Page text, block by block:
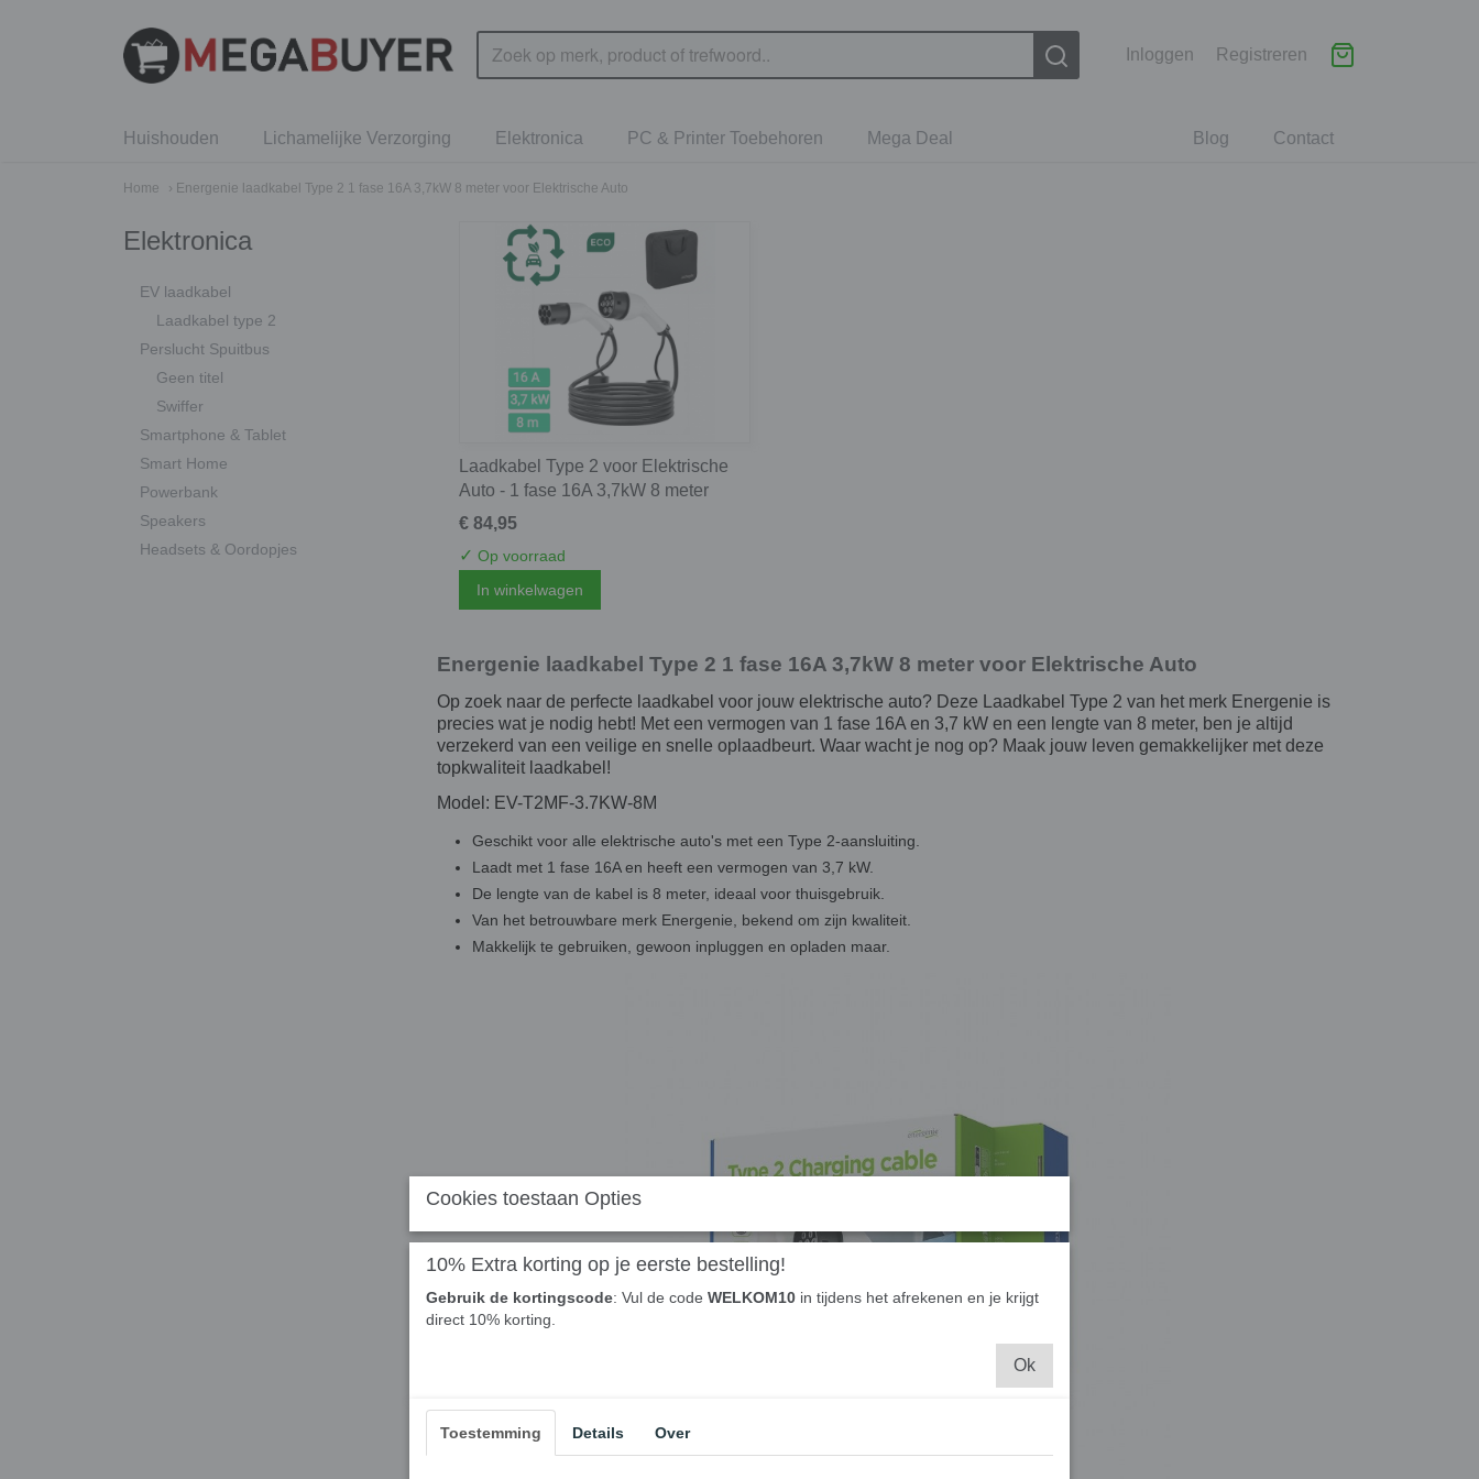
Inloggen Registreren
Contact
Blog
Huishouden Lichamelijke Verzorging Elektronica PC & Printer Toebehoren Mega Deal
Home › Energenie laadkabel Type 2 1 fase 16A 3,7kW 8 meter voor Elektrische Auto
Elektronica
EV laadkabel
Laadkabel type 2
Perslucht Spuitbus
Geen titel
Swiffer
Smartphone & Tablet
Smart Home
Powerbank
Speakers
Headsets & Oordopjes
Laadkabel Type 2 voor Elektrische
Auto - 1 fase 16A 3,7kW 8 meter
€ 84,95
✓ Op voorraad
In winkelwagen
Energenie laadkabel Type 2 1 fase 16A 3,7kW 8 meter voor Elektrische Auto
Op zoek naar de perfecte laadkabel voor jouw elektrische auto? Deze Laadkabel Type 2 van het merk Energenie is
precies wat je nodig hebt! Met een vermogen van 1 fase 16A en 3,7 kW en een lengte van 8 meter, ben je altijd
verzekerd van een veilige en snelle oplaadbeurt. Waar wacht je nog op? Maak jouw leven gemakkelijker met deze
topkwaliteit laadkabel!
Model: EV-T2MF-3.7KW-8M
Geschikt voor alle elektrische auto's met een Type 2-aansluiting.
Laadt met 1 fase 16A en heeft een vermogen van 3,7 kW.
De lengte van de kabel is 8 meter, ideaal voor thuisgebruik.
Van het betrouwbare merk Energenie, bekend om zijn kwaliteit.
Makkelijk te gebruiken, gewoon inpluggen en opladen maar.
Cookies toestaan Opties
10% Extra korting op je eerste bestelling!
Gebruik de kortingscode: Vul de code WELKOM10 in tijdens het afrekenen en je krijgt
direct 10% korting.
Ok
Toestemming Details Over